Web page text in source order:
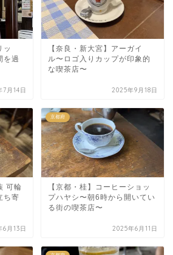
ッ
を過
月14日
【奈良・新大宮】アーガイ
ル〜ロゴ入りカップが印象的
な喫茶店〜
2025年9月18日
可輪
ち寄
6月13日
京都府
【京都・桂】コーヒーショッ
プハヤシ〜朝6時から開いてい
る街の喫茶店〜
2025年6月11日